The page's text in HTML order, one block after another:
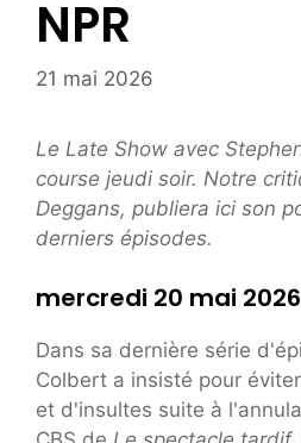
NPR
21 mai 2026
Le Late Show avec
course jeudi soir. Notre
Deggans, publiera ici son
derniers épisodes.
mercredi 20 mai 2026
Dans sa dernière série
Colbert a insisté pour
et d'insultes suite à